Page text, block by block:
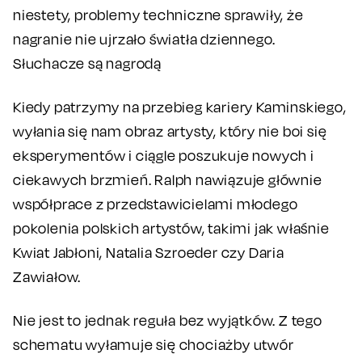
niestety, problemy techniczne sprawiły, że
nagranie nie ujrzało światła dziennego.
Słuchacze są nagrodą
Kiedy patrzymy na przebieg kariery Kaminskiego,
wyłania się nam obraz artysty, który nie boi się
eksperymentów i ciągle poszukuje nowych i
ciekawych brzmień. Ralph nawiązuje głównie
współprace z przedstawicielami młodego
pokolenia polskich artystów, takimi jak właśnie
Kwiat Jabłoni, Natalia Szroeder czy Daria
Zawiałow.
Nie jest to jednak reguła bez wyjątków. Z tego
schematu wyłamuje się chociażby utwór